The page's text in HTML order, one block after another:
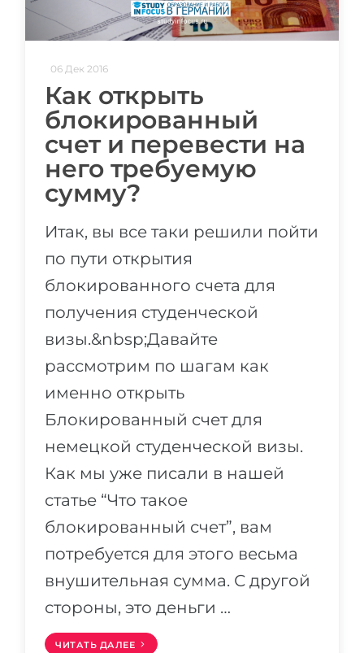
06 Дек 2016
Как открыть
блокированный
счет и перевести на
него требуемую
сумму?
Итак, вы все таки решили пойти
по пути открытия
блокированного счета для
получения студенческой
визы.&nbsp;Давайте
рассмотрим по шагам как
именно открыть
Блокированный счет для
немецкой студенческой визы.
Как мы уже писали в нашей
статье “Что такое
блокированный счет”, вам
потребуется для этого весьма
внушительная сумма. С другой
стороны, это деньги …
ЧИТАТЬ ДАЛЕЕ